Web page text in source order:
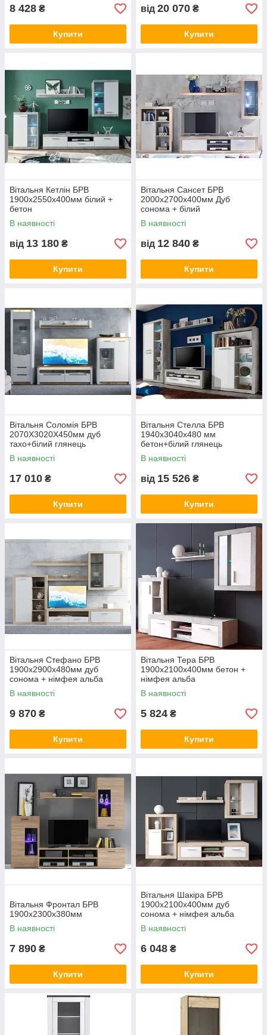
8 428 ₴
Купити
від 20 070 ₴
Купити
Вітальня Кетлін БРВ
1900х2550х400мм білий +
бетон
В наявності
від 13 180 ₴
Купити
Вітальня Сансет БРВ
2000x2700x400мм Дуб
сонома + білий
В наявності
від 12 840 ₴
Купити
Вітальня Соломія БРВ
2070Х3020Х450мм дуб
тахо+білий глянець
В наявності
17 010 ₴
Купити
Вітальня Стелла БРВ
1940х3040х480 мм
бетон+білий глянець
В наявності
від 15 526 ₴
Купити
Вітальня Стефано БРВ
1900х2900х480мм дуб
сонома + німфея альба
В наявності
9 870 ₴
Купити
Вітальня Тера БРВ
1900x2100x400мм бетон +
німфея альба
В наявності
5 824 ₴
Купити
Вітальня Фронтал БРВ
1900х2300х380мм
В наявності
7 890 ₴
Купити
Вітальня Шакіра БРВ
1900x2100x400мм дуб
сонома + німфея альба
В наявності
6 048 ₴
Купити